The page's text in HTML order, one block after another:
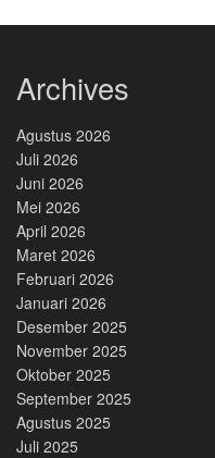
Archives
Agustus 2026
Juli 2026
Juni 2026
Mei 2026
April 2026
Maret 2026
Februari 2026
Januari 2026
Desember 2025
November 2025
Oktober 2025
September 2025
Agustus 2025
Juli 2025